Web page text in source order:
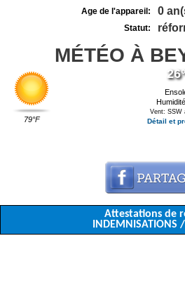
Age de l'appareil:
0
Statut:
MÉTÉO À
79°F
Vent: SSW
Détail et
Attestations de
INDEMNISATIONS